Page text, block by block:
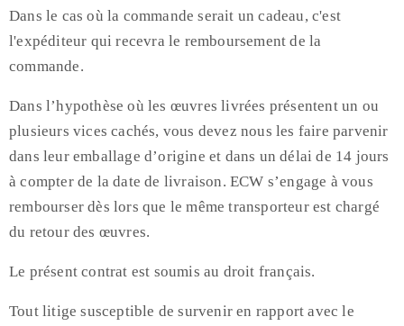
Dans le cas où la commande serait un cadeau, c'est
l'expéditeur qui recevra le remboursement de la
commande.
Dans l’hypothèse où les œuvres livrées présentent un ou
plusieurs vices cachés, vous devez nous les faire parvenir
dans leur emballage d’origine et dans un délai de 14 jours
à compter de la date de livraison. ECW s’engage à vous
rembourser dès lors que le même transporteur est chargé
du retour des œuvres.
Le présent contrat est soumis au droit français.
Tout litige susceptible de survenir en rapport avec le